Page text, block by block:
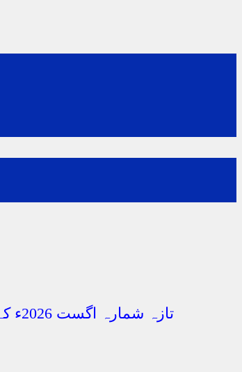
تازہ شمارہ اگست 2026ء کے مضامین کی فہرست درج ذیل ہے ان میں کسی بھی مضمون کے مطالعہ کے لیے اس پر کلک کریں۔